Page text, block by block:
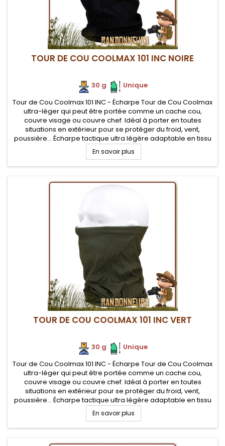
TOUR DE COU COOLMAX 101 INC NOIRE
30 g
Unique
Tour de Cou Coolmax 101 INC - Écharpe Tour de Cou Coolmax
ultra-léger qui peut être portée comme un cache cou,
couvre visage ou couvre chef. Idéal à porter en toutes
situations en extérieur pour se protéger du froid, vent,
poussière... Écharpe tactique ultra légère adaptable en tissu
doux, confortable contre la peau et très respirante
En savoir plus
TOUR DE COU COOLMAX 101 INC VERT
30 g
Unique
Tour de Cou Coolmax 101 INC - Écharpe Tour de Cou Coolmax
ultra-léger qui peut être portée comme un cache cou,
couvre visage ou couvre chef. Idéal à porter en toutes
situations en extérieur pour se protéger du froid, vent,
poussière... Écharpe tactique ultra légère adaptable en tissu
doux, confortable contre la peau et très respirante
En savoir plus